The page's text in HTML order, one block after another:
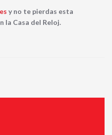
y no te pierdas esta
la Casa del Reloj.